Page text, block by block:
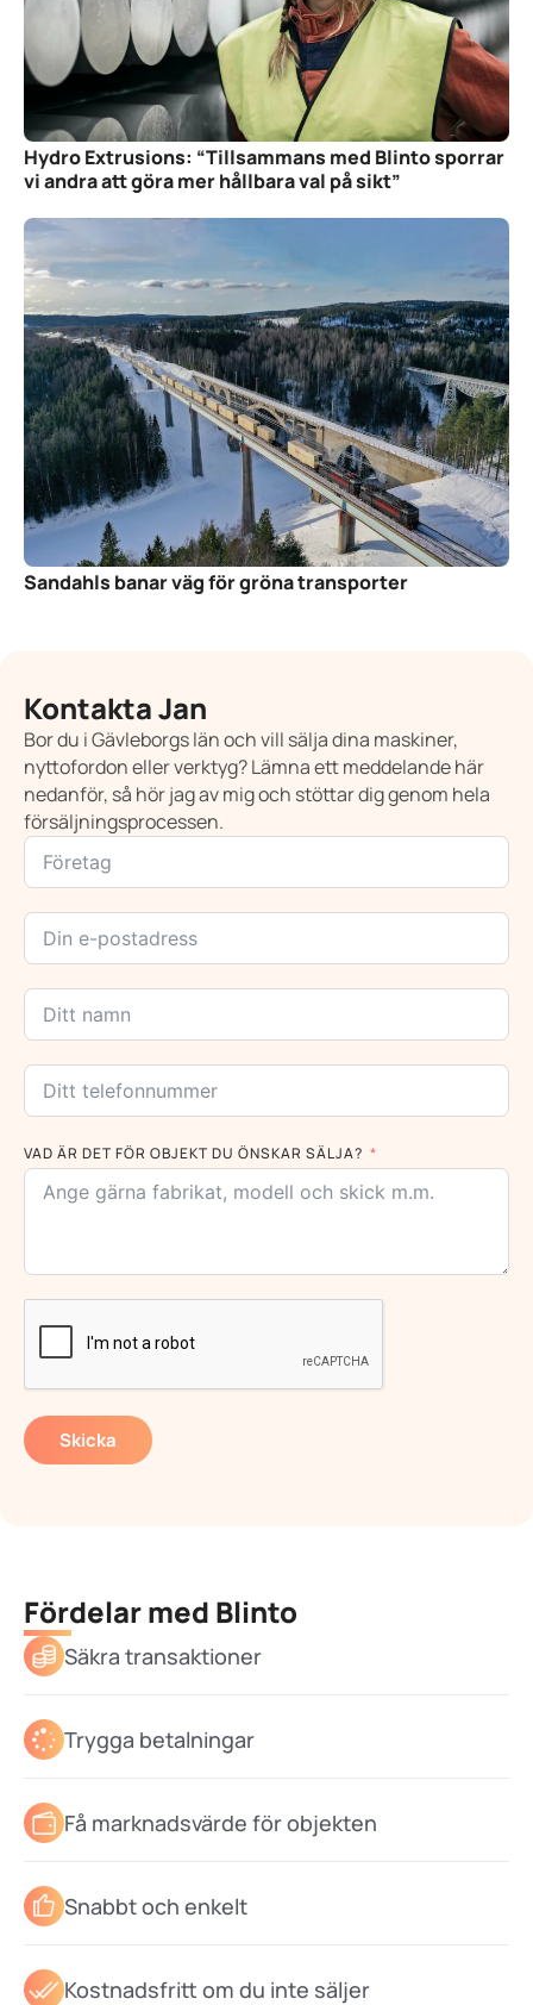
Hydro Extrusions: “Tillsammans med Blinto sporrar
vi andra att göra mer hållbara val på sikt”
Sandahls banar väg för gröna transporter
Kontakta Jan
Bor du i Gävleborgs län och vill sälja dina maskiner,
nyttofordon eller verktyg? Lämna ett meddelande här
nedanför, så hör jag av mig och stöttar dig genom hela
försäljningsprocessen.
VAD ÄR DET FÖR OBJEKT DU ÖNSKAR SÄLJA?
Skicka
Fördelar med Blinto
Säkra transaktioner
Trygga betalningar
Få marknadsvärde för objekten
Snabbt och enkelt
Kostnadsfritt om du inte säljer